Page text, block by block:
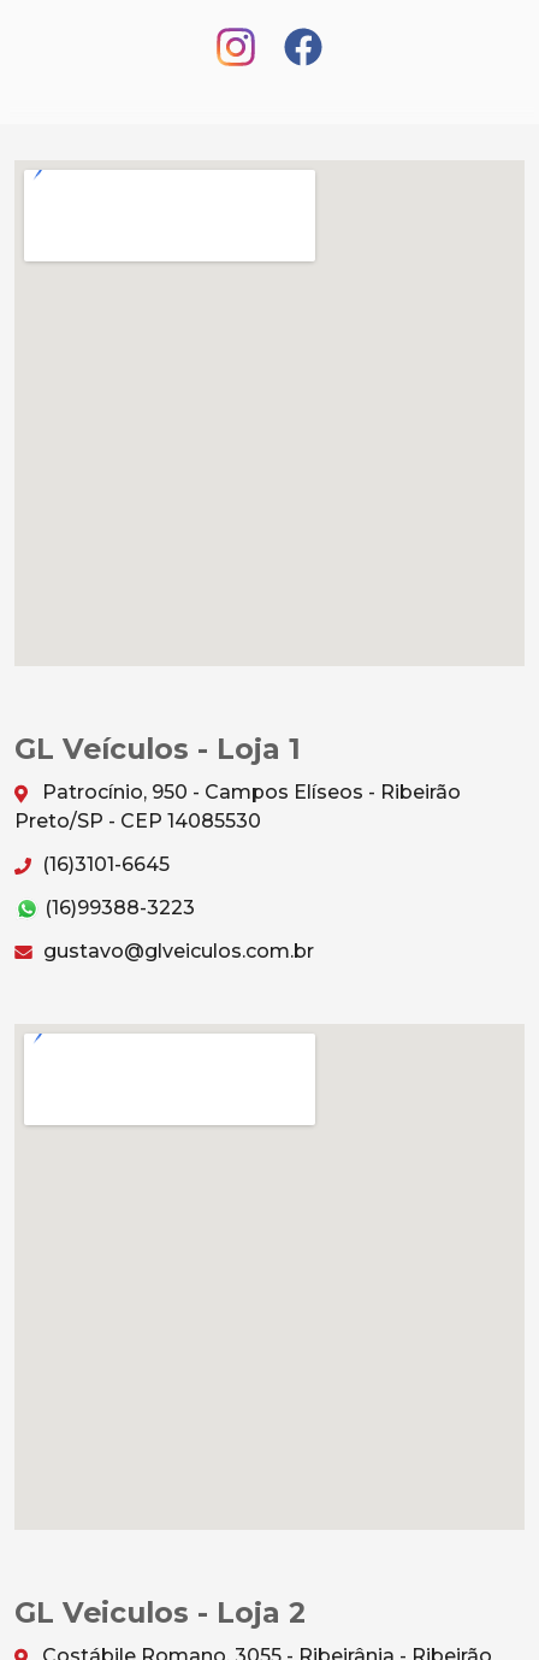
GL Veículos - Loja 1
Patrocínio, 950 - Campos Elíseos - Ribeirão
Preto/SP - CEP 14085530
(16)3101-6645
(16)99388-3223
gustavo@glveiculos.com.br
GL Veiculos - Loja 2